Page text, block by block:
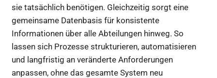
sie tatsächlich benötigen. Gleichzeitig sorgt eine
gemeinsame Datenbasis für konsistente
Informationen über alle Abteilungen hinweg. So
lassen sich Prozesse strukturieren, automatisieren
und langfristig an veränderte Anforderungen
anpassen, ohne das gesamte System neu